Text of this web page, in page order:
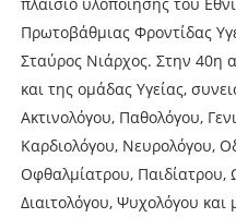
Πρωτοβάθμιας Φροντίδας
Σταύρος Νιάρχος. Στην 40η
και της ομάδας Υγείας,
Ακτινολόγου, Παθολόγου,
Καρδιολόγου, Νευρολόγου,
Οφθαλμίατρου, Παιδίατρου,
Διαιτολόγου, Ψυχολόγου και